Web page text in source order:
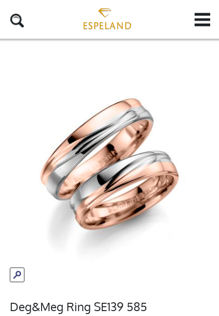
Deg&Meg Ring SE139 585